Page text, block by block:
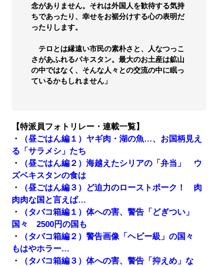
念がありません。それは外国人を歓待する気持
ちであったり、幸せをお裾分けする心の表明だ
ったりします。
テロとは縁遠い市民の素朴さと、人なつっこ
さがあふれるパキスタン。最大のお土産は鉱山
の中ではなく、そんな人々との交流の中に眠っ
ているかもしれません」
【特派員フォトリレー・連載一覧】
・
（昼ごはん編１）ヤギ肉・湖の魚…、お国柄見え
る「サラメシ」たち
・
（昼ごはん編２）海越えたシリアの「弁当」 ウ
ズベキスタンの食は
・
（昼ごはん編３）ど迫力のローストポーク！ 肉
肉肉な国と言えば…
・
（タバコ箱編１）体への害、警告「どぎつい」
国々 2500円の国も
・
（タバコ箱編２）警告画像「ヘビー級」の国々
もはやホラー…
・
（タバコ箱編３）体への害、警告「抑えめ」な